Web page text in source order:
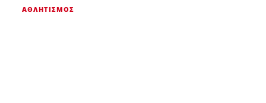
ΑΘΛΗΤΙΣΜΌΣ